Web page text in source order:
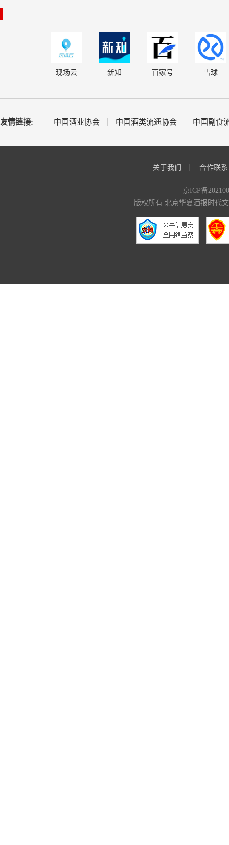
现场云 新知 百家号 雪球
友情链接: 中国酒业协会 中国酒类流通协会 中国副食
关于我们 合作联系
京ICP备
版权所有 北京华夏酒报时代文